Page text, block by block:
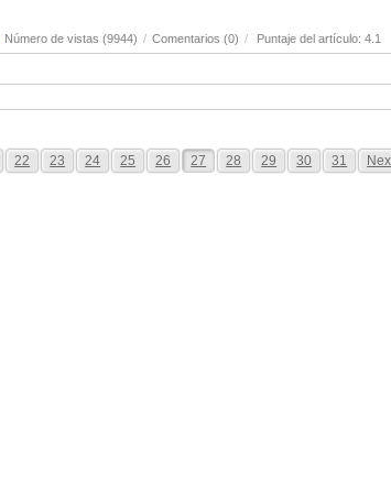
Número de vistas (9944) / Comentarios (0) / Puntaje del artículo: 4.1
22 23 24 25 26 27 28 29 30 31